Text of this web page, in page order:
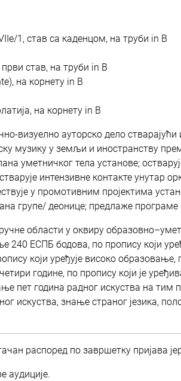
1, став са каденцом, на труби in B
став, на труби in B
на корнету in B
на корнету in B
визуелно ауторско дело
музику у земљи и иностранству
уметничког тела установе;
интензивне контакте унутар
у промотивним пројектима
групе/ деонице; предлаже програме
области у оквиру
240 ЕСПБ бодова, по пропису који
који уређује високо
године, по пропису који је
пет година радног искуства на тим
искуства, знање страног језика,
распоред по завршетку пријава
аудиције.